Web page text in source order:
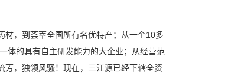
材，到荟萃全国所有名优特产；从一个10多
体的具有自主研发能力的大企业；从经营范
，独领风骚！现在，三江源已经下辖全资